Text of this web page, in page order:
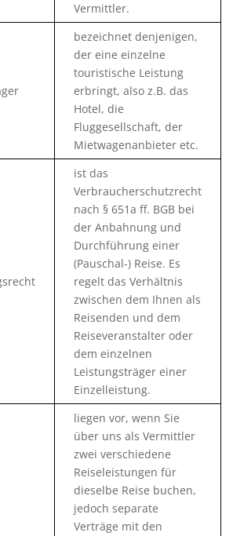
Vermittler.
bezeichnet denjenigen,
der eine einzelne
touristische Leistung
erbringt, also z.B. das
Hotel, die
Fluggesellschaft, der
Mietwagenanbieter etc.
ist das
Verbraucherschutzrecht
nach § 651a ff. BGB bei
der Anbahnung und
Durchführung einer
(Pauschal-) Reise. Es
regelt das Verhältnis
zwischen dem Ihnen als
Reisenden und dem
Reiseveranstalter oder
dem einzelnen
Leistungsträger einer
Einzelleistung.
liegen vor, wenn Sie
über uns als Vermittler
zwei verschiedene
Reiseleistungen für
dieselbe Reise buchen,
jedoch separate
Verträge mit den